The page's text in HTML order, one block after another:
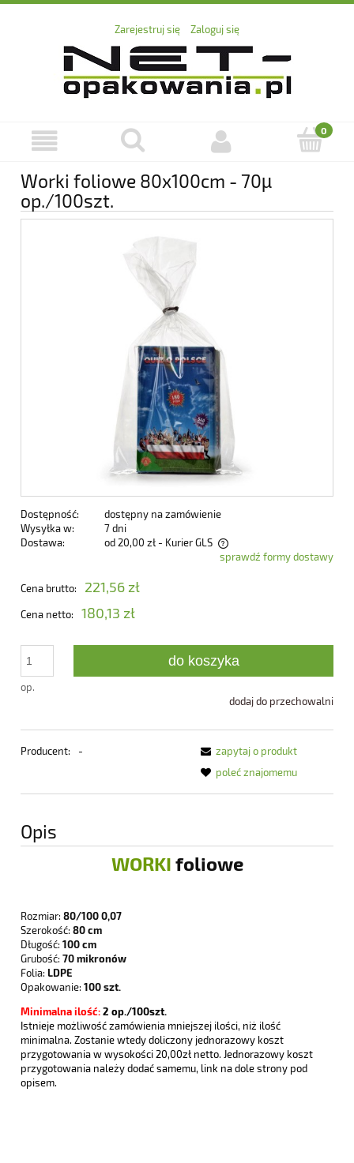
Zarejestruj się Zaloguj się
Worki foliowe 80x100cm - 70µ
op./100szt.
Dostępność:
dostępny na zamówienie
Wysyłka w:
7 dni
Dostawa:
od 20,00 zł - Kurier GLS
Cena nie zawiera ewentualnych kosztów płatnościsprawdź formy dostawy
Cena brutto: 221,56 zł
Cena netto: 180,13 zł
op.
do koszyka
dodaj do przechowalni
Producent: -
zapytaj o produkt
poleć znajomemu
Opis
WORKI foliowe
Rozmiar: 80/100 0,07
Szerokość: 80 cm
Długość: 100 cm
Grubość: 70 mikronów
Folia: LDPE
Opakowanie: 100 szt.
Minimalna ilość: 2 op./100szt.
Istnieje możliwość zamówienia mniejszej ilości, niż ilość
minimalna. Zostanie wtedy doliczony jednorazowy koszt
przygotowania w wysokości 20,00zł netto. Jednorazowy koszt
przygotowania należy dodać samemu, link na dole strony pod
opisem.